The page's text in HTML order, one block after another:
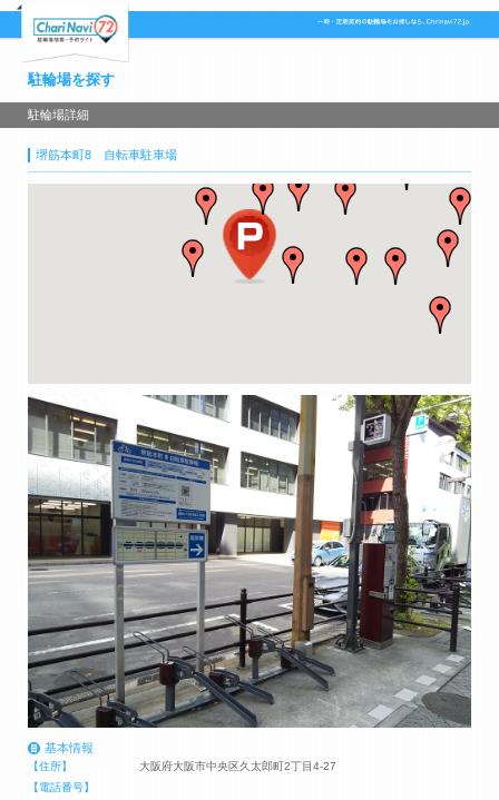
駐輪場を探す
駐輪場詳細
堺筋本町8 自転車駐車場
基本情報
【住所】
大阪府大阪市中央区久太郎町2丁目4-27
【電話番号】